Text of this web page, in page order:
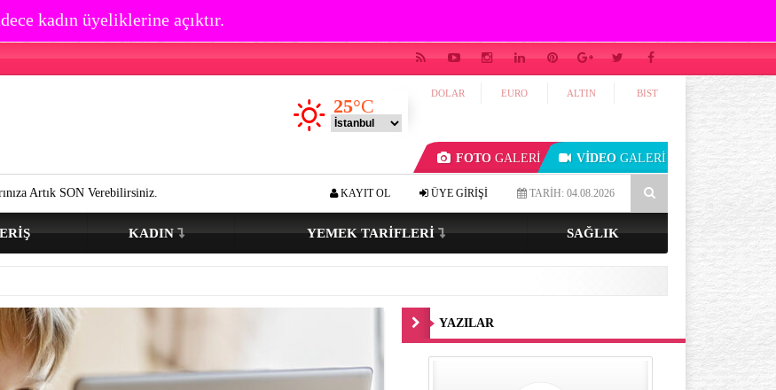
kadın üyeliklerine açıktır.
FOTO GALERİ VİDEO GALERİ
DOLAR EURO ALTIN BIST
25°C
Göz çevresi kırışıklık oluşumu kaç yaşında başlar? Açık tenli ve renkli gözlüyseniz… 4-7-8 tekniği ile uykuya dalmak
TARİH: 04.08.2026
ÜYE GİRİŞİ
KAYIT OL
KADIN YEMEK TARIFLERI SAĞLIK
YAZILAR